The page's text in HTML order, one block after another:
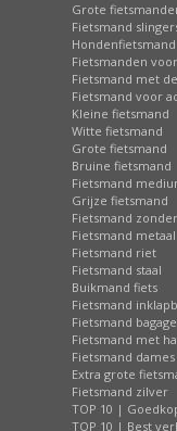
Grote
Fietsmand
Fietsmanden
Fietsmand met
Fietsmand voor
Kleine fietsmand
Witte fietsmand
Grote fietsmand
Bruine fietsmand
Fietsmand
Grijze fietsmand
Fietsmand
Fietsmand metaal
Fietsmand riet
Fietsmand staal
Buikmand fiets
Fietsmand
Fietsmand
Fietsmand met
Fietsmand dames
Extra grote
Fietsmand zilver
TOP 10 |
TOP 10 | Best